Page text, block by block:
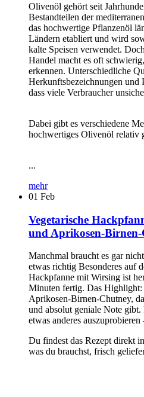
Olivenöl gehört seit
Bestandteilen der
das hochwertige Pflanzenöl
Ländern etabliert und wird
kalte Speisen verwendet.
Handel macht es oft
erkennen. Unterschiedliche
Herkunftsbezeichnungen und
dass viele Verbraucher
Dabei gibt es verschiedene
hochwertiges Olivenöl relativ
...
mehr
01 Feb
Vegetarische
und Aprikosen-
Manchmal braucht es gar
etwas richtig Besonderes auf
Hackpfanne mit Wirsing ist
Minuten fertig. Das Highlight:
Aprikosen-Birnen-Chutney,
und absolut geniale Note
etwas anderes
Du findest das Rezept direkt
was du brauchst, frisch